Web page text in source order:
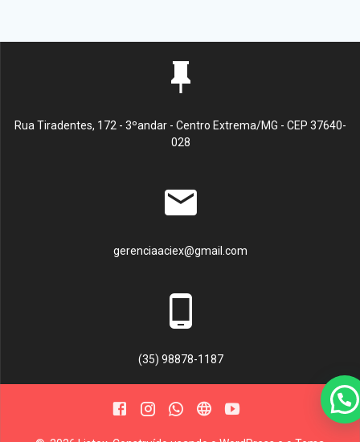
Rua Tiradentes, 172 - 3ºandar - Centro Extrema/MG - CEP 37640-
028
gerenciaaciex@gmail.com
(35) 98878-1187